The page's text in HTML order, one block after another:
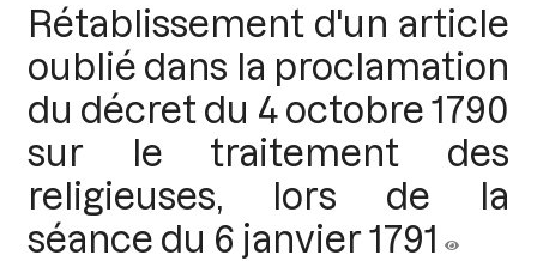
Rétablissement d'un article
oublié dans la proclamation
du décret du 4 octobre 1790
sur le traitement des
religieuses, lors de la
séance du 6 janvier 1791